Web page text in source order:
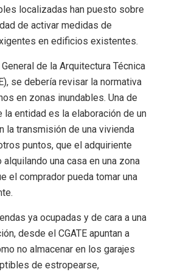
localizadas han puesto sobre
de activar medidas de
en edificios existentes.
de la Arquitectura Técnica
se debería revisar la normativa
en zonas inundables. Una de
la entidad es la elaboración de un
la transmisión de una vivienda
puntos, que el adquiriente
una casa en una zona
el comprador pueda tomar una
ya ocupadas y de cara a una
desde el CGATE apuntan a
no almacenar en los garajes
de estropearse,